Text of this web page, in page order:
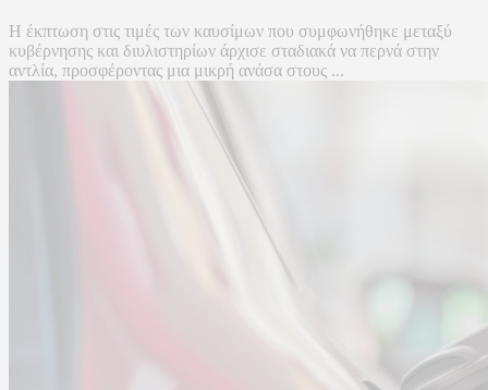
Η έκπτωση στις τιμές των καυσίμων που συμφωνήθηκε μεταξύ
κυβέρνησης και διυλιστηρίων άρχισε σταδιακά να περνά στην
αντλία, προσφέροντας μια μικρή ανάσα στους ...